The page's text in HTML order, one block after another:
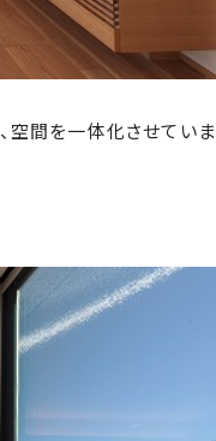
空間を一体化させていま